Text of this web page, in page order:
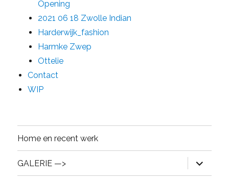
Opening
2021 06 18 Zwolle Indian
Harderwijk_fashion
Harmke Zwep
Ottelie
Contact
WIP
Home en recent werk
GALERIE —>
expand
child
menu